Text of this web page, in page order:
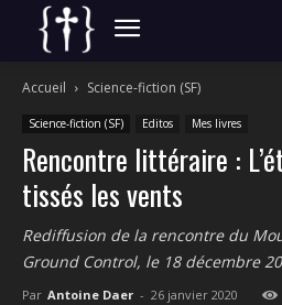
Accueil Science-fiction (SF)
Science-fiction (SF) Editos Mes livres
Rencontre littéraire :
tissés les vents
Rediffusion de la rencontre du
Ground Control, le 18 décembre
Par Antoine Daer - 26 janvier 2020